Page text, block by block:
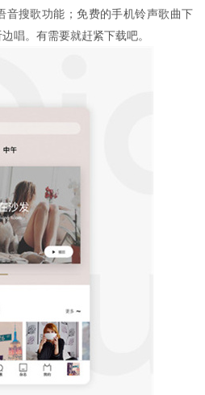
音搜歌功能；免费的手机铃声歌曲下
唱。有需要就赶紧下载吧。